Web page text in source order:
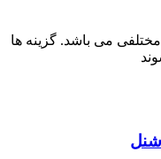
می باشد. گزینه ها